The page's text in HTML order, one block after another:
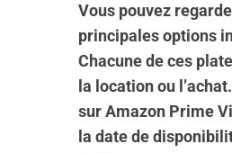
Vous pouvez
principales options
Chacune de ces
la location ou
sur Amazon Prime
la date de